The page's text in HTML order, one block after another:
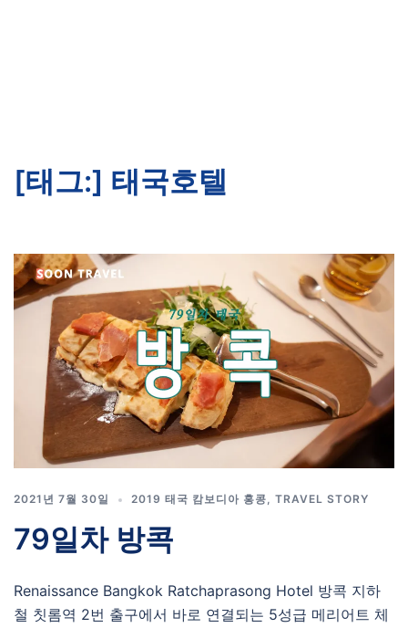
[태그:] 태국호텔
2021년 7월 30일 2019 태국 캄보디아 홍콩, TRAVEL STORY
79일차 방콕
Renaissance Bangkok Ratchaprasong Hotel 방콕 지하
철 칫롬역 2번 출구에서 바로 연결되는 5성급 메리어트 체